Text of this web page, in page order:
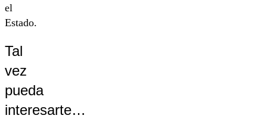
el
Estado.
Tal
vez
pueda
interesarte…